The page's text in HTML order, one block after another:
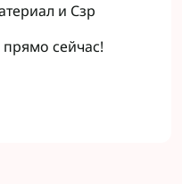
и Сзр
сейчас!